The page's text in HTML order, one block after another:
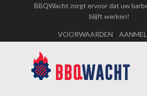
OVER ONS
WERKEN BIJ BBQWACHT
BBQWacht zorgt ervoor dat uw
blijft werken!
VOORWAARDEN